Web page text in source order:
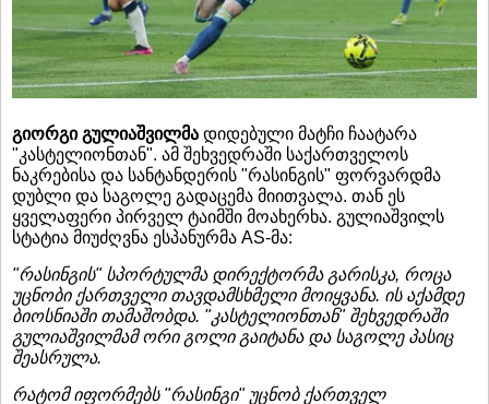
გიორგი გულიაშვილმა დიდებული მატჩი ჩაატარა
"კასტელიონთან". ამ შეხვედრაში საქართველოს
ნაკრებისა და სანტანდერის "რასინგის" ფორვარდმა
დუბლი და საგოლე გადაცემა მიითვალა. თან ეს
ყველაფერი პირველ ტაიმში მოახერხა. გულიაშვილს
სტატია მიუძღვნა ესპანურმა AS-მა:
"რასინგის" სპორტულმა დირექტორმა გარისკა, როცა
უცნობი ქართველი თავდამსხმელი მოიყვანა. ის აქამდე
ბიოსნიაში თამაშობდა. "კასტელიონთან" შეხვედრაში
გულიაშვილმამ ორი გოლი გაიტანა და საგოლე პასიც
შეასრულა.
რატომ იფორმებს "რასინგი" უცნობ ქართველ